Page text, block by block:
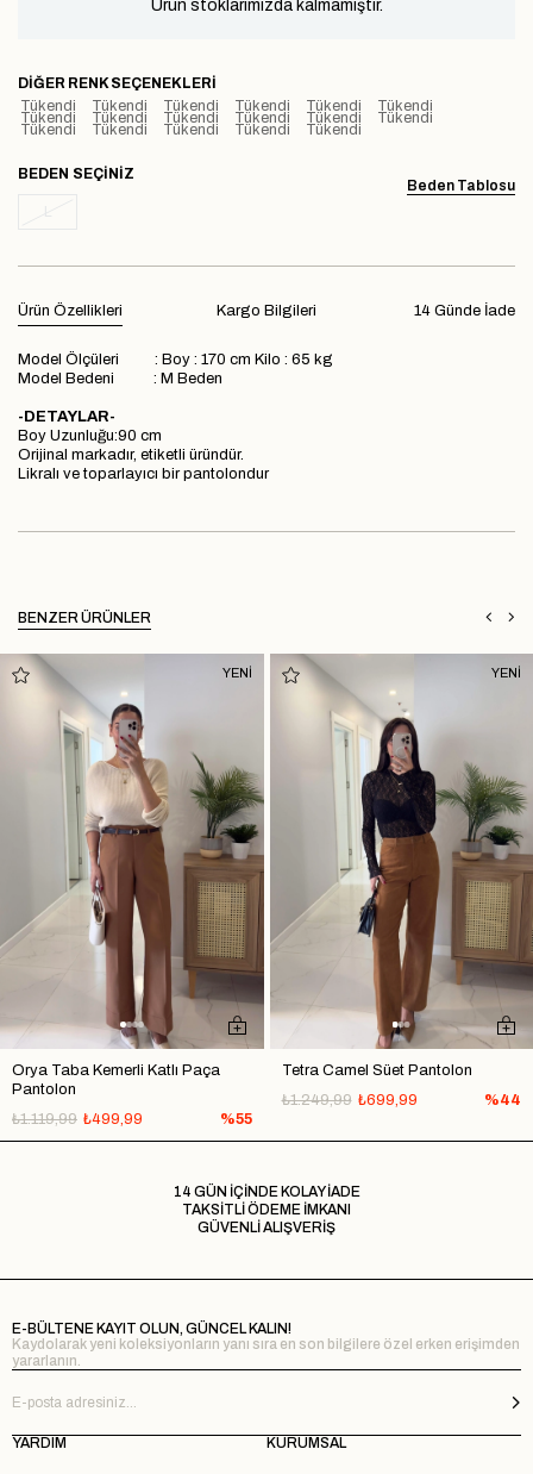
Ürün stoklarımızda kalmamıştır.
DIĞER RENK SEÇENEKLERI
Tükendi
Tükendi Tükendi Tükendi Tükendi Tükendi
Tükendi Tükendi Tükendi Tükendi Tükendi Tükendi
Tükendi Tükendi Tükendi Tükendi Tükendi
Beden Tablosu
BEDEN
Ürün Özellikleri 14 Günde İade
Kargo Bilgileri
Model Ölçüleri : Boy : 170 cm Kilo : 65 kg
Model Bedeni : M Beden
-DETAYLAR-
Boy Uzunluğu:90 cm
Orijinal markadır, etiketli üründür.
Likralı ve toparlayıcı bir pantolondur
BENZER ÜRÜNLER
Orya Taba Kemerli Katlı Paça
Pantolon
₺499,99
₺1.119,99 %55
YENİ
Tetra Camel Süet Pantolon
₺699,99
₺1.249,99 %44
YENİ
14 GÜN İÇİNDE KOLAY İADE
TAKSİTLİ ÖDEME İMKANI
GÜVENLİ ALIŞVERİŞ
E-BÜLTENE KAYIT OLUN, GÜNCEL KALIN!
Kaydolarak yeni koleksiyonların yanı sıra en son bilgilere özel erken erişimden
yararlanın.
YARDIM KURUMSAL